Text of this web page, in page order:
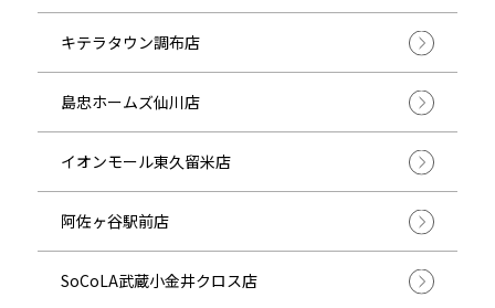
キテラタウン調布店
島忠ホームズ仙川店
イオンモール東久留米店
阿佐ヶ谷駅前店
SoCoLA武蔵小金井クロス店